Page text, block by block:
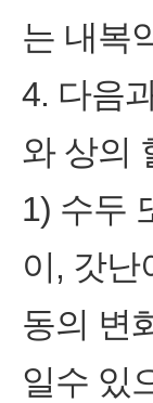
는 내복
4. 다음
와 상의
1) 수두
이, 갓난
동의 변
일수 있